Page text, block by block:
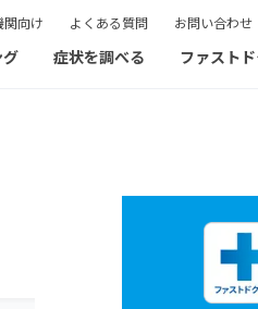
関向け よくある質問 お問い合わせ
症状を調べる ファスト